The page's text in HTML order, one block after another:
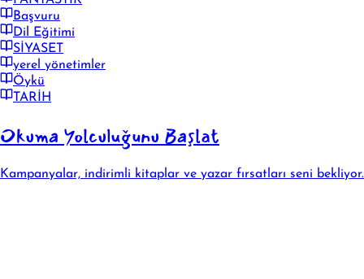
Başvuru
Dil Eğitimi
SİYASET
yerel yönetimler
Öykü
TARİH
Okuma Yolculuğunu Başlat
Kampanyalar, indirimli kitaplar ve yazar fırsatları seni bekliyor.